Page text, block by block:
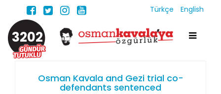
Türkçe English
3202
Osman Kavala and Gezi trial co-
defendants sentenced